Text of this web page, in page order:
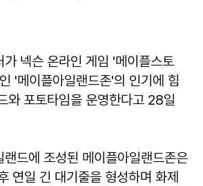
가 넥슨 온라인 게임 '메이플스토
'메이플아일랜드존'의 인기에 힘
와 포토타임을 운영한다고 28일
랜드에 조성된 메이플아일랜드존은
연일 긴 대기줄을 형성하며 화제